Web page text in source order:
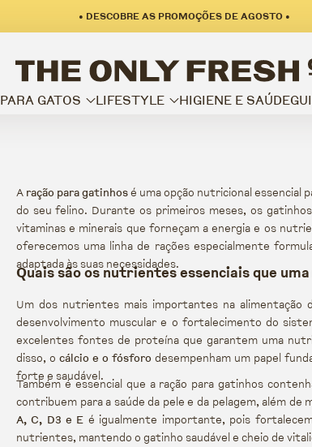
• DESCOBRE AS PROMOÇÕES DE AGOSTO •
PARA GATOS LIFESTYLE HIGIENE E SAÚDE
A ração para gatinhosé uma opção nutricional essencial
do seu felino. Durante os primeiros meses, os
vitaminas e minerais que forneçam a energia e os
oferecemos uma linha de rações especialmente
adaptada às suas necessidades.
Quais são os nutrientes essenciais que
Um dos nutrientes mais importantes na alimentação
desenvolvimento muscular e o fortalecimento do
excelentes fontes de proteína que garantem uma
disso, o cálcio e o fósforo desempenham um papel
forte e saudável.
Também é essencial que a ração para gatinhos
contribuem para a saúde da pele e da pelagem, além
A, C, D3 e E é igualmente importante, pois
nutrientes, mantendo o gatinho saudável e cheio de